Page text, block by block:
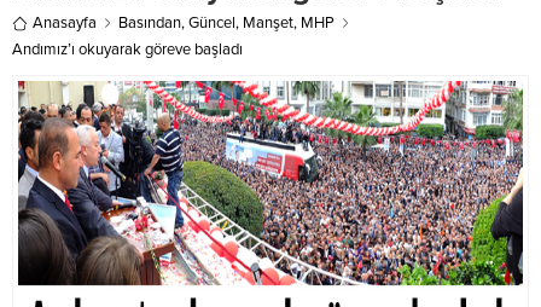
Anasayfa Basından,Güncel, Manşet, MHP
Andımız’ı okuyarak göreve başladı